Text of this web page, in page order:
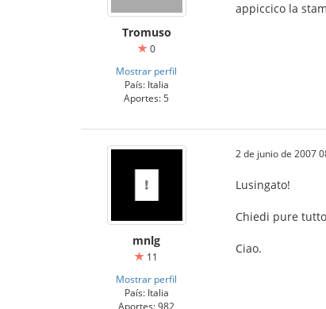
Tromuso
0
Mostrar perfil
País: Italia
Aportes: 5
appiccico la
mnlg
11
Mostrar perfil
País: Italia
Aportes: 982
2 de junio de 2007
Lusingato!
Chiedi pure
Ciao.